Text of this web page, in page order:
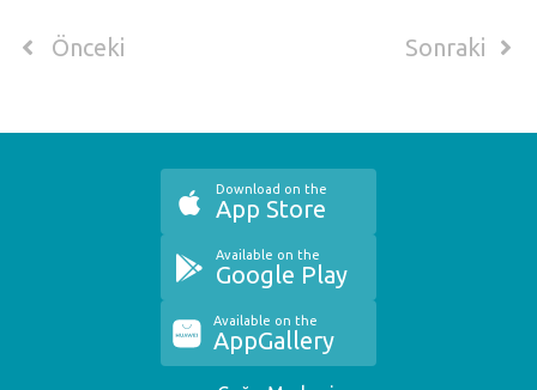
Önceki Sonraki
Download on the
App Store
Available on the
Google Play
Available on the
AppGallery